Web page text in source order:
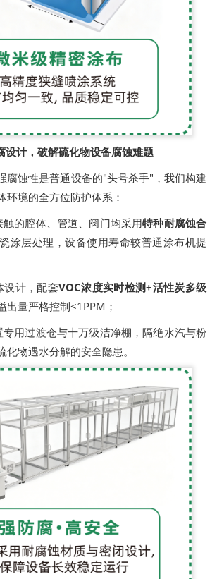
设计，破解硫化物设备腐蚀难题
腐蚀性是普通设备的"头号杀手"，我们构建
环境的全方位防护体系：
的腔体、管道、阀门均采用特种耐腐蚀合
涂层处理，设备使用寿命较普通涂布机提
设计，配套VOC浓度实时检测+活性炭多级
出量严格控制≤1PPM；
用过渡仓与十万级洁净棚，隔绝水汽与粉
物遇水分解的安全隐患。